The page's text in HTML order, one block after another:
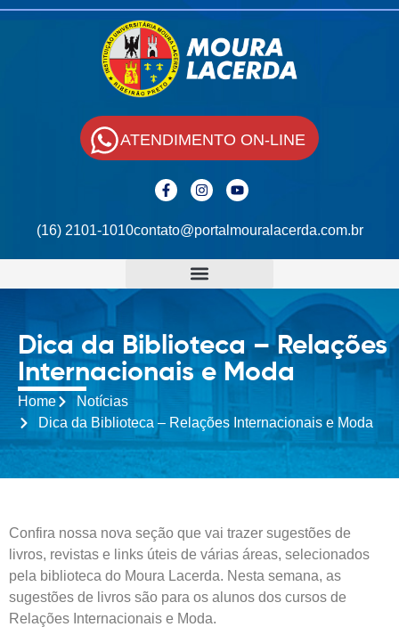
(16) 2101-1010contato@portalmouralacerda.com.br
ATENDIMENTO ON-LINE
Dica da Biblioteca – Relações
Internacionais e Moda
Home
Notícias
Dica da Biblioteca – Relações Internacionais e Moda
Confira nossa nova seção que vai trazer sugestões de
livros, revistas e links úteis de várias áreas, selecionados
pela biblioteca do Moura Lacerda. Nesta semana, as
sugestões de livros são para os alunos dos cursos de
Relações Internacionais e Moda.